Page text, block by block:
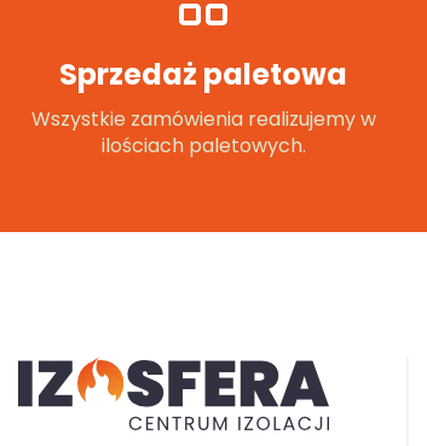
Sprzedaż paletowa
Wszystkie zamówienia realizujemy w
ilościach paletowych.